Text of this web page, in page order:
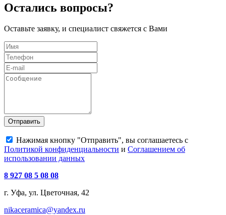
Остались вопросы?
Оставьте заявку, и специалист свяжется с Вами
Отправить
Нажимая кнопку "Отправить", вы соглашаетесь с
Политикой конфиденциальности и Соглашением об
использовании данных
8 927 08 5 08 08
г. Уфа, ул. Цветочная, 42
nikaceramica@yandex.ru